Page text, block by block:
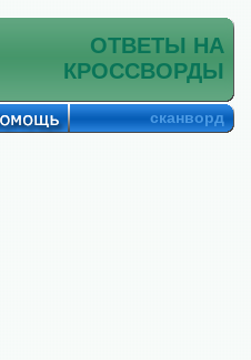
ОТВЕТЫ НА
КРОССВОРДЫ
сканворд